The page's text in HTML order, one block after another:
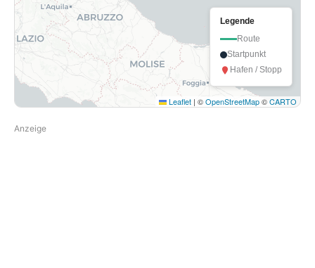
Leaflet | ©OpenStreetMap©CARTO
Legende
Route
Startpunkt
Hafen / Stopp
Anzeige